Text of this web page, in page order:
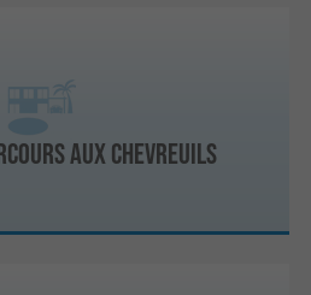
aux Chevreuils